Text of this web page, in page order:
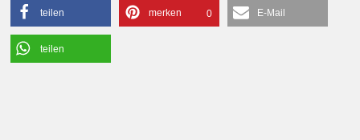
teilen merken 0 E-Mail
teilen